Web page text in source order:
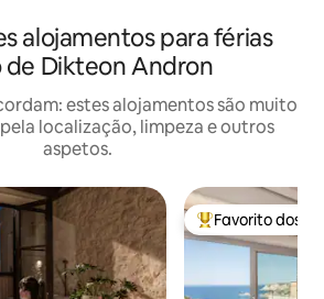
alojamentos para férias
Dikteon Andron
estes alojamentos são muito
localização, limpeza e outros
aspetos.
Favoritos dos
Favorito dos